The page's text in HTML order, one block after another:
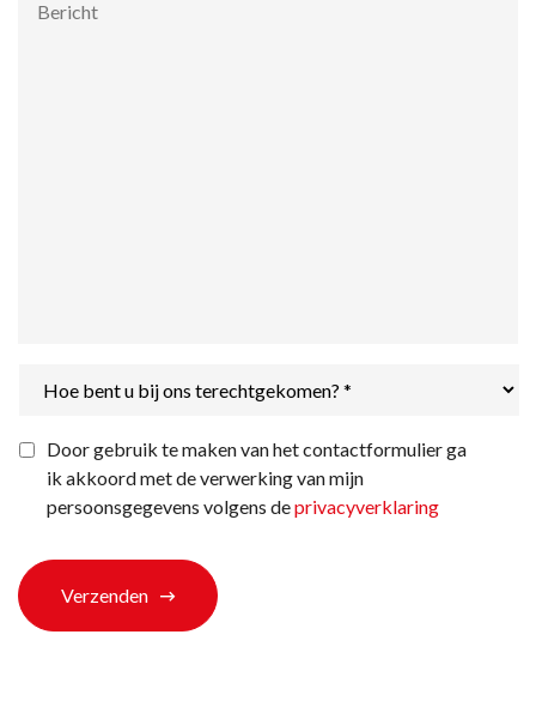
bent
bij
ons
terechtgekomen?
Privacyverklaring *
Door gebruik te maken van het contactformulier ga
ik akkoord met de verwerking van mijn
persoonsgegevens volgens deprivacyverklaring
Verzenden